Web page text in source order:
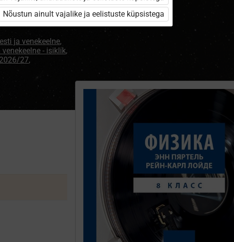
ja venekeelne,
- isiklik,
27,
Nõustun ainult vajalike ja eelistuste küpsistega